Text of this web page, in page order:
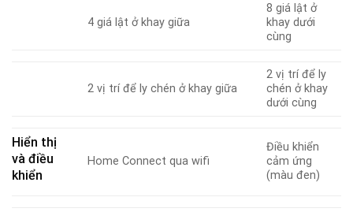
4 giá lật ở khay giữa
8 giá lật ở
khay dưới
cùng
2 vị trí để ly chén ở khay giữa
2 vị trí để ly
chén ở khay
dưới cùng
Hiển thị
và điều
khiển
Home Connect qua wifi
Điều khiển
cảm ứng
(màu đen)